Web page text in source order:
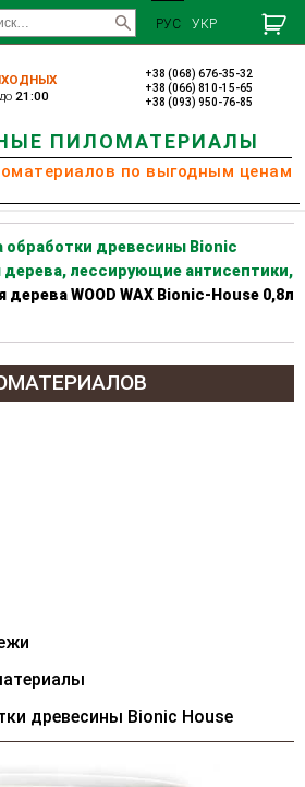
РУС УКР
до21:00
+38 (068) 676-35-32
+38 (066) 810-15-65
+38 (093) 950-76-85
ПИЛОМАТЕРИАЛЫ
по выгодным ценам
обработки древесины Bionic
дерева, лессирующие антисептики,
дерева WOOD WAX Bionic-House 0,8л
древесины Bionic House